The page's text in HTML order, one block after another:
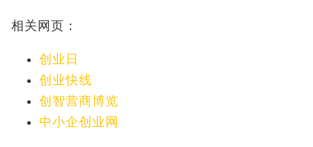
相关网页：
创业日
创业快线
创智营商博览
中小企创业网